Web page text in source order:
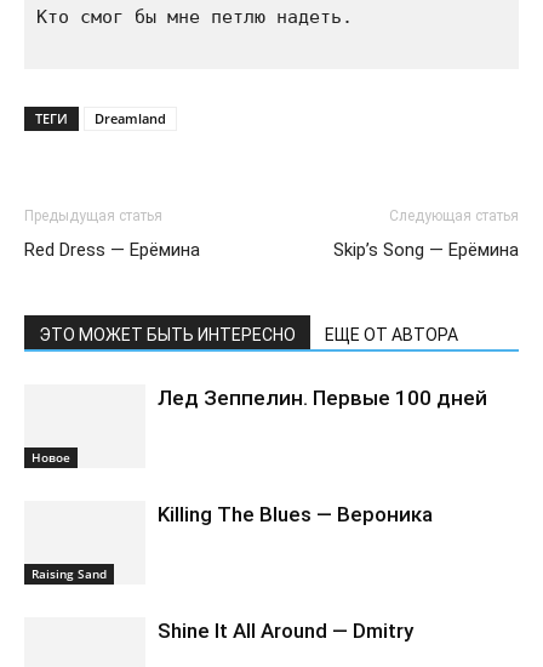
Кто смог бы мне петлю надеть.
ТЕГИ Dreamland
Предыдущая статья
Red Dress — Ерёмина
Следующая статья
Skip’s Song — Ерёмина
ЭТО МОЖЕТ БЫТЬ ИНТЕРЕСНО ЕЩЕ ОТ АВТОРА
Новоe
Лед Зеппелин. Первые 100 дней
Raising Sand
Killing The Blues — Вероника
Shine It All Around — Dmitry